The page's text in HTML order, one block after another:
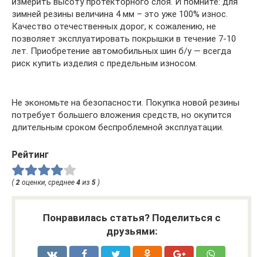
зимней резины величина 4 мм – это уже 100% износ.
Качество отечественных дорог, к сожалению, не
позволяет эксплуатировать покрышки в течение 7-10
лет. Приобретение автомобильных шин б/у — всегда
риск купить изделия с предельным износом.
Не экономьте на безопасности. Покупка новой резины
потребует большего вложения средств, но окупится
длительным сроком беспроблемной эксплуатации.
Рейтинг
(2 оценки, среднее 4 из 5 )
Понравилась статья? Поделиться с
друзьями: